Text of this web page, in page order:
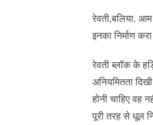
रेवती,बलिया.
इनका निर्माण
रेवती ब्लॉक के
अनियमितता
होनी चाहिए वह
पूरी तरह से धूल